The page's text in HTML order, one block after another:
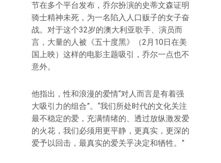
节在多个平台发布，乔尔扮演的史蒂文森证明
骑士精神未死，为一名陷入人口贩子的女子奋
战。对于这个32岁的澳大利亚歌手、演员而
言，大量的人被《五十度黑》（2月10日在美
国上映）这样的电影主题吸引，乔尔一点也不
意外。
他指出，性和浪漫的爱情“对人而言是有着强
大吸引力的组合”。“我们所处时代的文化关注
最不稳定的爱，充满情绪的、透过放纵激发爱
的火花，我们必须用更平静，更真实，更深的
爱予以回击，最真实的爱关乎决定和牺牲。”